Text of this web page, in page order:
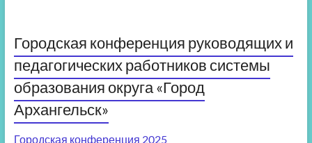
Городская конференция руководящих и
педагогических работников системы
образования округа «Город
Архангельск»
Городская конференция 2025